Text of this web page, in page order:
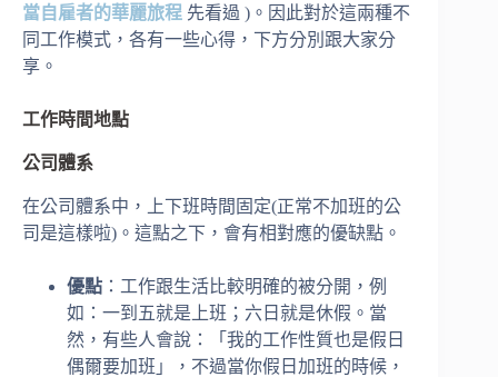
當自雇者的華麗旅程 先看過 )。因此對於這兩種不
同工作模式，各有一些心得，下方分別跟大家分
享。
工作時間地點
公司體系
在公司體系中，上下班時間固定(正常不加班的公
司是這樣啦)。這點之下，會有相對應的優缺點。
優點 ：工作跟生活比較明確的被分開，例
如：一到五就是上班；六日就是休假。當
然，有些人會說：「我的工作性質也是假日
偶爾要加班」，不過當你假日加班的時候，